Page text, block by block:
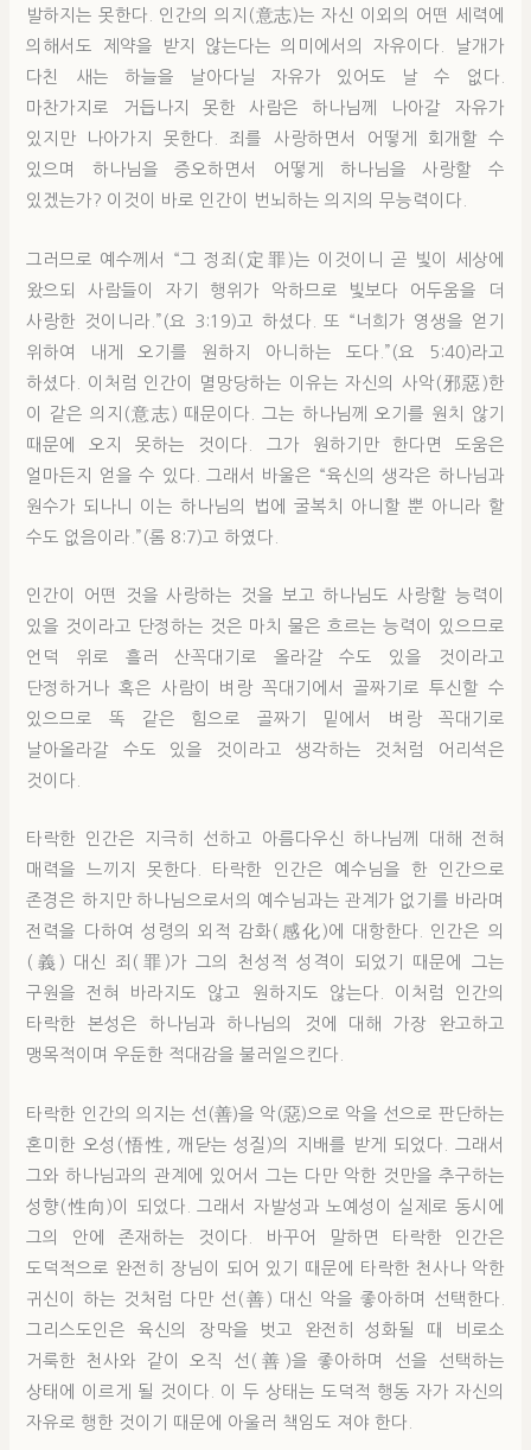
발하지는 못한다. 인간의 의지(意志)는 자신 이외의 어떤 세력에
의해서도 제약을 받지 않는다는 의미에서의 자유이다. 날개가
다친 새는 하늘을 날아다닐 자유가 있어도 날 수 없다.
마찬가지로 거듭나지 못한 사람은 하나님께 나아갈 자유가
있지만 나아가지 못한다. 죄를 사랑하면서 어떻게 회개할 수
있으며 하나님을 증오하면서 어떻게 하나님을 사랑할 수
있겠는가? 이것이 바로 인간이 번뇌하는 의지의 무능력이다.
그러므로 예수께서 “그 정죄(定罪)는 이것이니 곧 빛이 세상에
왔으되 사람들이 자기 행위가 악하므로 빛보다 어두움을 더
사랑한 것이니라.”(요 3:19)고 하셨다. 또 “너희가 영생을 얻기
위하여 내게 오기를 원하지 아니하는 도다.”(요 5:40)라고
하셨다. 이처럼 인간이 멸망당하는 이유는 자신의 사악(邪惡)한
이 같은 의지(意志) 때문이다. 그는 하나님께 오기를 원치 않기
때문에 오지 못하는 것이다. 그가 원하기만 한다면 도움은
얼마든지 얻을 수 있다. 그래서 바울은 “육신의 생각은 하나님과
원수가 되나니 이는 하나님의 법에 굴복치 아니할 뿐 아니라 할
수도 없음이라.”(롬 8:7)고 하였다.
인간이 어떤 것을 사랑하는 것을 보고 하나님도 사랑할 능력이
있을 것이라고 단정하는 것은 마치 물은 흐르는 능력이 있으므로
언덕 위로 흘러 산꼭대기로 올라갈 수도 있을 것이라고
단정하거나 혹은 사람이 벼랑 꼭대기에서 골짜기로 투신할 수
있으므로 똑 같은 힘으로 골짜기 밑에서 벼랑 꼭대기로
날아올라갈 수도 있을 것이라고 생각하는 것처럼 어리석은
것이다.
타락한 인간은 지극히 선하고 아름다우신 하나님께 대해 전혀
매력을 느끼지 못한다. 타락한 인간은 예수님을 한 인간으로
존경은 하지만 하나님으로서의 예수님과는 관계가 없기를 바라며
전력을 다하여 성령의 외적 감화(感化)에 대항한다. 인간은 의
(義) 대신 죄(罪)가 그의 천성적 성격이 되었기 때문에 그는
구원을 전혀 바라지도 않고 원하지도 않는다. 이처럼 인간의
타락한 본성은 하나님과 하나님의 것에 대해 가장 완고하고
맹목적이며 우둔한 적대감을 불러일으킨다.
타락한 인간의 의지는 선(善)을 악(惡)으로 악을 선으로 판단하는
혼미한 오성(悟性, 깨닫는 성질)의 지배를 받게 되었다. 그래서
그와 하나님과의 관계에 있어서 그는 다만 악한 것만을 추구하는
성향(性向)이 되었다. 그래서 자발성과 노예성이 실제로 동시에
그의 안에 존재하는 것이다. 바꾸어 말하면 타락한 인간은
도덕적으로 완전히 장님이 되어 있기 때문에 타락한 천사나 악한
귀신이 하는 것처럼 다만 선(善) 대신 악을 좋아하며 선택한다.
그리스도인은 육신의 장막을 벗고 완전히 성화될 때 비로소
거룩한 천사와 같이 오직 선(善)을 좋아하며 선을 선택하는
상태에 이르게 될 것이다. 이 두 상태는 도덕적 행동 자가 자신의
자유로 행한 것이기 때문에 아울러 책임도 져야 한다.